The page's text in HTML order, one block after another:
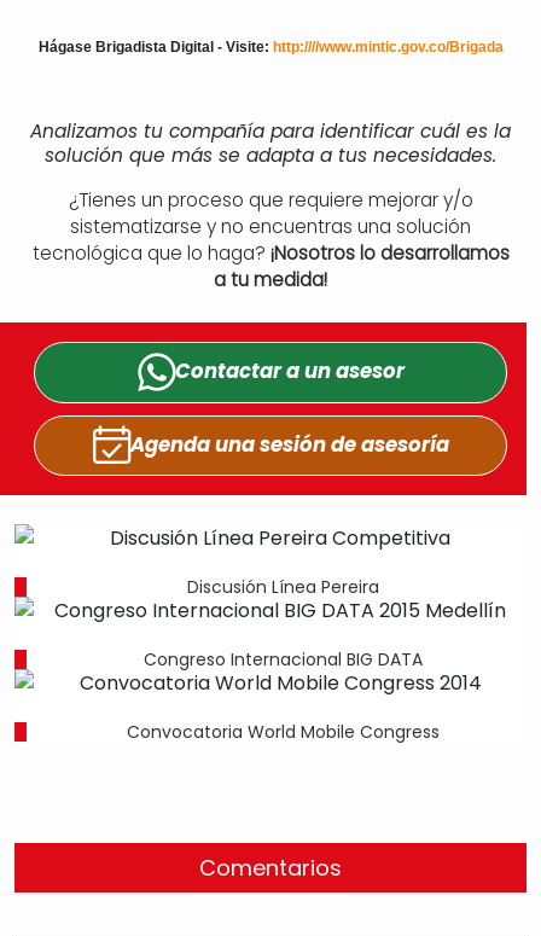
Hágase Brigadista Digital - Visite: http:////www.mintic.gov.co/Brigada
Analizamos tu compañía para identificar cuál es la
solución que más se adapta a tus necesidades.
¿Tienes un proceso que requiere mejorar y/o
sistematizarse y no encuentras una solución
tecnológica que lo haga? ¡Nosotros lo desarrollamos
a tu medida!
Contactar a unasesor
Agenda una sesiónde asesoría
Discusión Línea Pereira
Congreso Internacional BIG DATA
Convocatoria World Mobile Congress
Comentarios